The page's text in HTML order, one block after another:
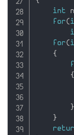
int
for(
for(
{
{
}
}